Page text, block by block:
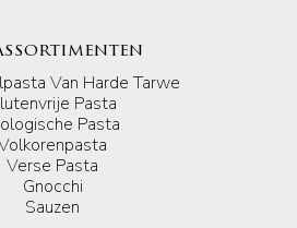
Van Harde Tarwe
Pasta
Pasta
Verse Pasta
Gnocchi
Sauzen